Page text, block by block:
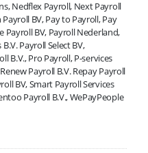
Nedflex Payroll, Next Payroll
Payroll BV, Pay to Payroll, Pay
Payroll BV, Payroll Nederland,
Payroll Select BV,
B.V., Pro Payroll, P-services
Payroll B.V. Repay Payroll
BV, Smart Payroll Services
Payroll B.V., WePayPeople